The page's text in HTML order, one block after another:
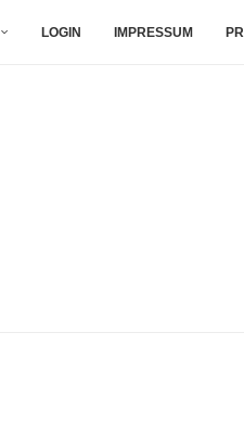
LOGIN IMPRESSUM